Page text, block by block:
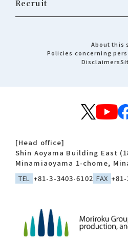
[Head office]
Shin Aoyama Building East
Minamiaoyama 1-chome,
TEL +81-3-3403-6102 FAX
Recruit
About this
Policies concerning
Disclaimers